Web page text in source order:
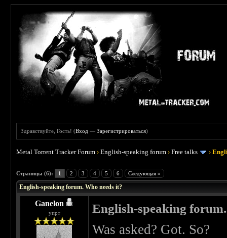
Здравствуйте, Гость! (Вход —Зарегистрироваться)
Metal Torrent Tracker Forum ›English-speaking forum ›Free talks ›
Страницы (6): 1 2 3 4 5 6 Следующая »
English-speaking forum. Who needs it?
Ganelon
упрт English-speaking
Was asked? Got. So?